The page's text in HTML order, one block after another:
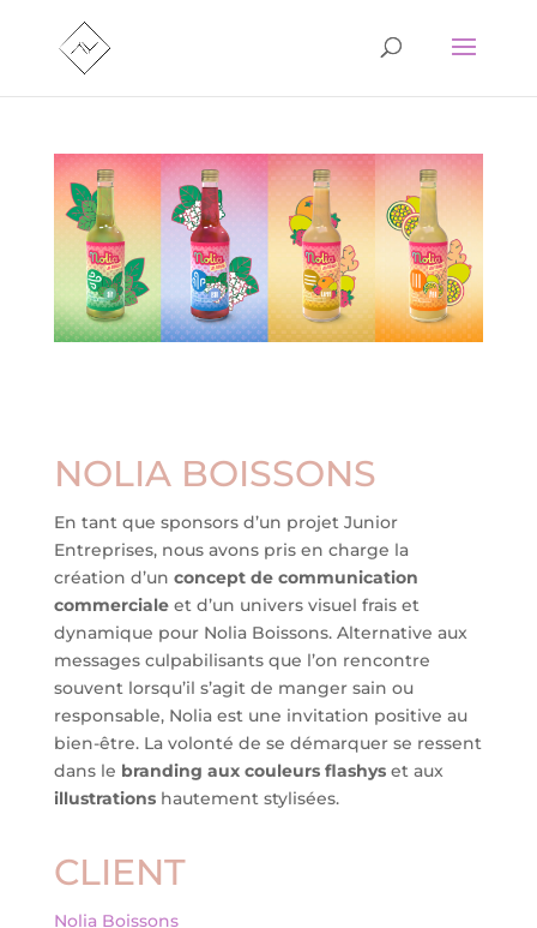
NOLIA BOISSONS
En tant que sponsors d’un projet Junior
Entreprises, nous avons pris en charge la
création d’un concept de communication
commercialeet d’un univers visuel frais et
dynamique pour Nolia Boissons. Alternative aux
messages culpabilisants que l’on rencontre
souvent lorsqu’il s’agit de manger sain ou
responsable, Nolia est une invitation positive au
bien-être. La volonté de se démarquer se ressent
dans le branding aux couleurs flashyset aux
illustrationshautement stylisées.
CLIENT
Nolia Boissons